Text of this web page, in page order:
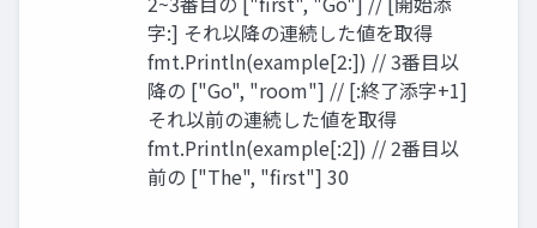
字:] それ以降の連続した値を取得
fmt.Println(example[2:]) // 3番目以
降の ["Go", "room"] // [:終了添字+1]
それ以前の連続した値を取得
fmt.Println(example[:2]) // 2番目以
前の ["The", "first"] 30